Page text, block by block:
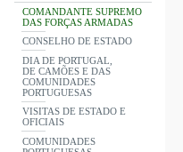
COMANDANTE SUPREMO
DAS FORÇAS ARMADAS
CONSELHO DE ESTADO
DIA DE PORTUGAL,
DE CAMÕES E DAS
COMUNIDADES
PORTUGUESAS
VISITAS DE ESTADO E
OFICIAIS
COMUNIDADES